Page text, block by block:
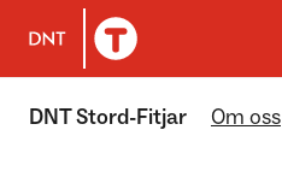
Til DNT.no forside
DNT Stord-Fitjar Om oss